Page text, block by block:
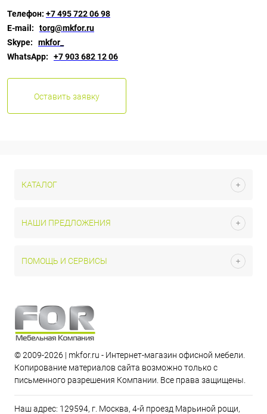
Телефон: +7 495 722 06 98
E-mail: torg@mkfor.ru
Skype: mkfor_
WhatsApp: +7 903 682 12 06
Оставить заявку
КАТАЛОГ
НАШИ ПРЕДЛОЖЕНИЯ
ПОМОЩЬ И СЕРВИСЫ
© 2009-2026 | mkfor.ru - Интернет-магазин офисной мебели.
Копирование материалов сайта возможно только с
письменного разрешения Компании. Все права защищены.
Наш адрес: 129594, г. Москва, 4-й проезд Марьиной рощи,